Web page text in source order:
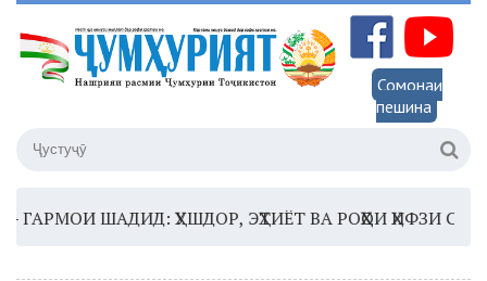
Сомонаи
пешина
ШАДИД: ҲУШДОР, ЭҲТИЁТ ВА РОҲҲОИ ҲИФЗИ